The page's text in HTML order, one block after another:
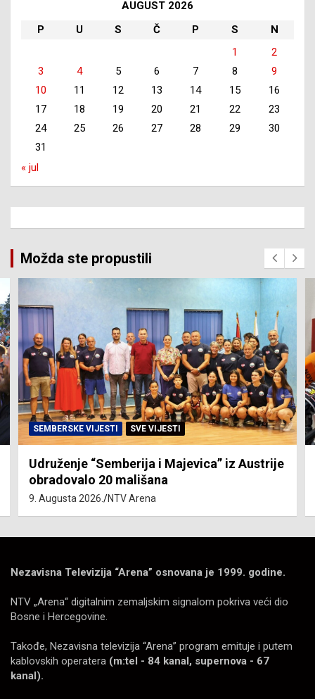
AUGUST 2026
P
U S Č P S
N
1
2
3
4 5 6 7 8
9
10
11 12 13 14 15
16
17
18 19 20 21 22
23
24
25 26 27 28 29
30
31
« jul
Možda ste propustili
SEMBERSKE VIJESTI SVE VIJESTI
Udruženje “Semberija i Majevica” iz Austrije
obradovalo 20 mališana
9. Augusta 2026. NTV Arena
Nezavisna Televizija “Arena” osnovana je 1999. godine.
NTV „Arena“ digitalnim zemaljskim signalom pokriva veći dio
Bosne i Hercegovine.
Takođe, Nezavisna televizija “Arena” program emituje i putem
kablovskih operatera (m:tel - 84 kanal, supernova - 67
kanal).